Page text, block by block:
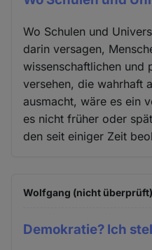
Wo Schulen und
darin versagen,
wissenschaftlichen und
versehen, die wahrhaft
ausmacht, wäre es ein
es nicht früher oder
den seit einiger Zeit
Wolfgang (nicht überprüft)
Demokratie? Ich